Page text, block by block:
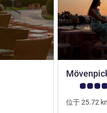
客户意见评
位于25.72